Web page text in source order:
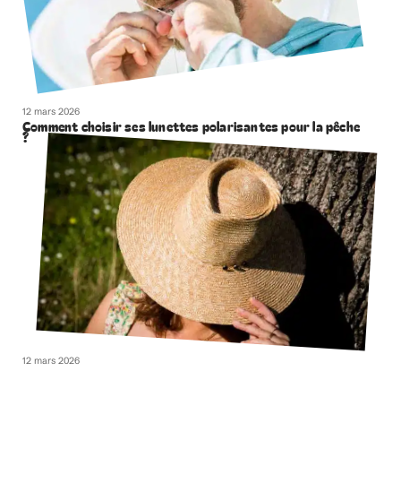
12 mars 2026
Comment choisir ses lunettes polarisantes pour la pêche
?
12 mars 2026